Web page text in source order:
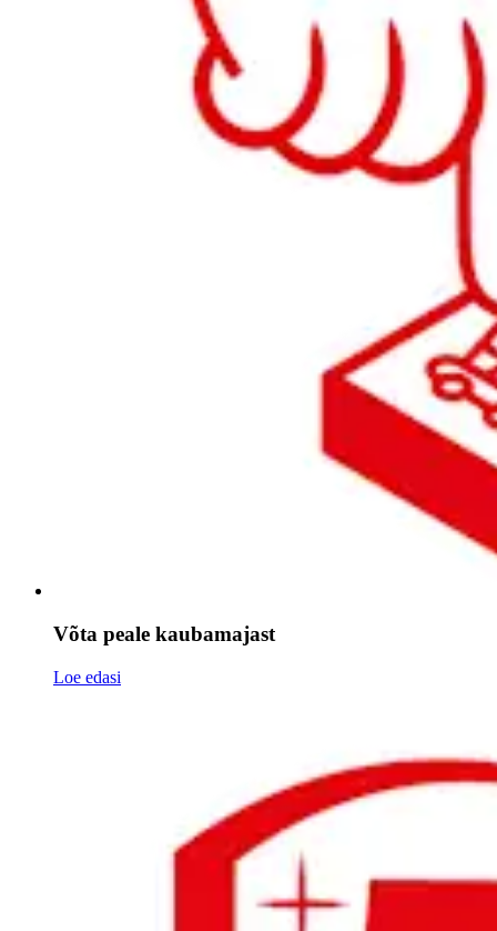
Võta peale kaubamajast
Loe edasi